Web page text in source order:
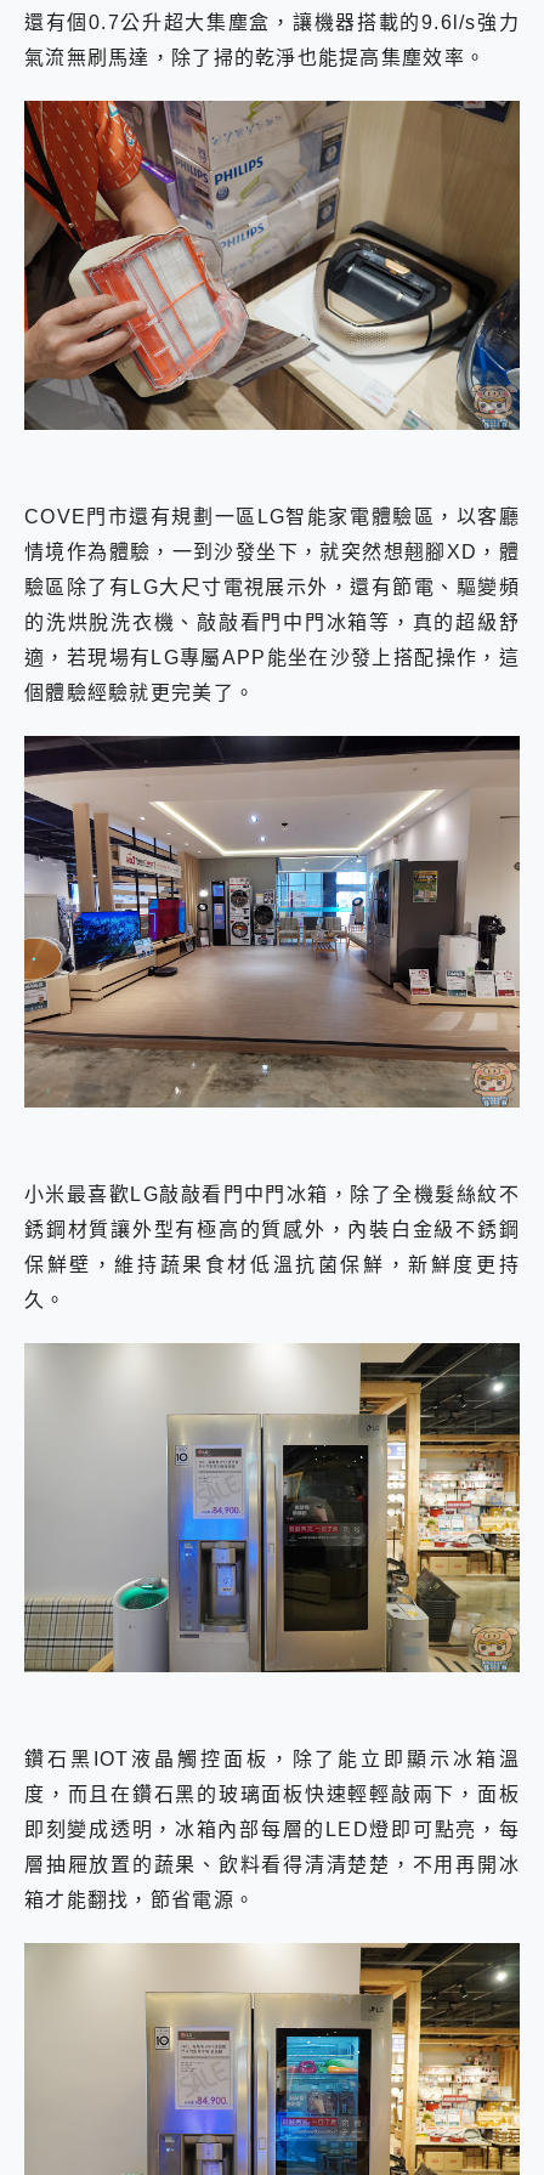
還有個0.7公升超大集塵盒，讓機器搭載的9.6l/s強力
氣流無刷馬達，除了掃的乾淨也能提高集塵效率。
COVE門市還有規劃一區LG智能家電體驗區，以客廳
情境作為體驗，一到沙發坐下，就突然想翹腳XD，體
驗區除了有LG大尺寸電視展示外，還有節電、驅變頻
的洗烘脫洗衣機、敲敲看門中門冰箱等，真的超級舒
適，若現場有LG專屬APP能坐在沙發上搭配操作，這
個體驗經驗就更完美了。
小米最喜歡LG敲敲看門中門冰箱，除了全機髮絲紋不
銹鋼材質讓外型有極高的質感外，內裝白金級不銹鋼
保鮮壁，維持蔬果食材低溫抗菌保鮮，新鮮度更持
久。
鑽石黑IOT液晶觸控面板，除了能立即顯示冰箱溫
度，而且在鑽石黑的玻璃面板快速輕輕敲兩下，面板
即刻變成透明，冰箱內部每層的LED燈即可點亮，每
層抽屜放置的蔬果、飲料看得清清楚楚，不用再開冰
箱才能翻找，節省電源。